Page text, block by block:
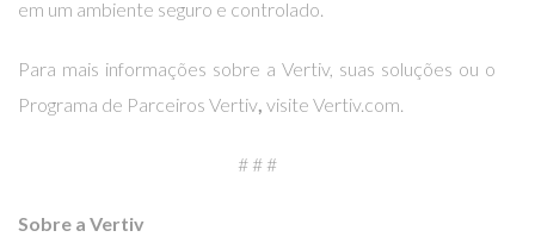
em um ambiente seguro e controlado.
Para mais informações sobre a Vertiv, suas soluções ou o
Programa de Parceiros Vertiv, visite Vertiv.com.
# # #
Sobre a Vertiv